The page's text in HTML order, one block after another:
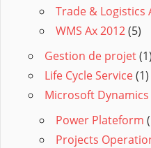
Trade & Logistics
WMS Ax 2012(5)
Gestion de projet(1)
Life Cycle Service(1)
Microsoft Dynamics
Power Plateform
Projects